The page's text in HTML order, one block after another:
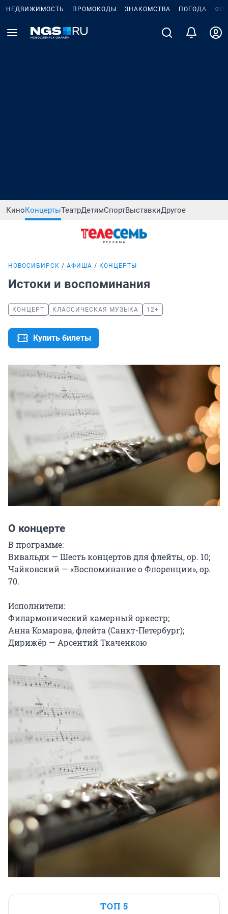
НЕДВИЖИМОСТЬ ПРОМОКОДЫ ЗНАКОМСТВА ПОГОДА
КиноКонцертыТеатрДетямСпортВыставкиДругое
НОВОСИБИРСК АФИША КОНЦЕРТЫ
Истоки и воспоминания
КОНЦЕРТ КЛАССИЧЕСКАЯ МУЗЫКА 12+
Купить билеты
О концерте
В программе:
Вивальди — Шесть концертов для флейты, ор. 10;
Чайковский — «Воспоминание о Флоренции», оp.
70.
Исполнители:
Филармонический камерный оркестр;
Анна Комарова, флейта (Санкт-Петербург);
Дирижёр — Арсентий Ткаченкою
ТОП 5